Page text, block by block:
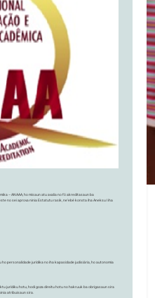
– ANAAA, ho misaun atu avalia no fó akreditasaun ba
no sei aprova ninia Estatutu rasik, ne’ebé konsta iha Aneksu I iha
ho personalidade jurídika no iha kapasidade judisiária, ho autonomia
jurídiku hotu, hodi goza direitu hotu no hakruuk ba obrigasaun sira
atribuisaun sira.